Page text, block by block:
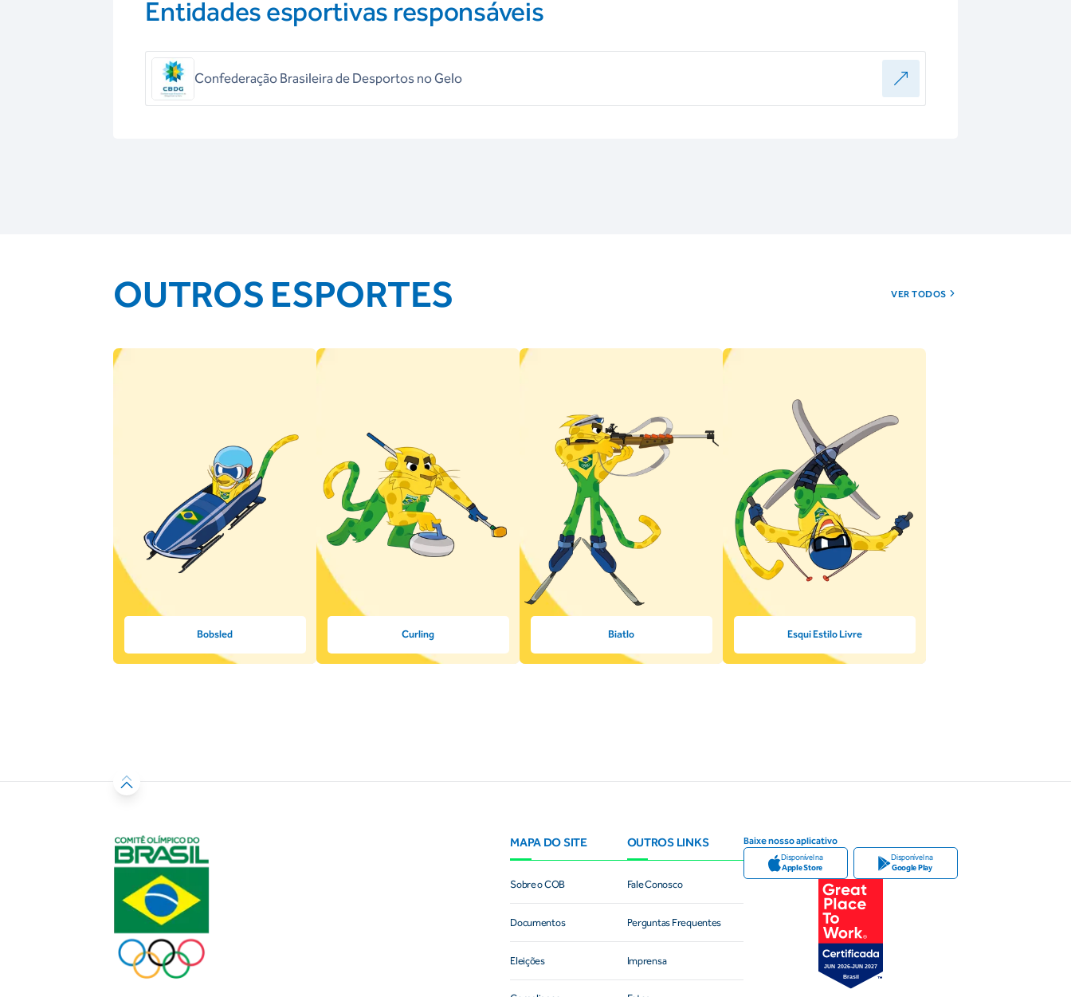
Entidades esportivas responsáveis
Confederação Brasileira de Desportos no Gelo
OUTROS ESPORTES VER TODOS
Bobsled Curling Biatlo Esqui Estilo Livre
MAPA DO SITE
Sobre o COB
Documentos
Eleições
OUTROS LINKS
Fale Conosco
Perguntas Frequentes
Imprensa
Baixe nosso aplicativo
Disponível na
Apple Store
Disponível na
Google Play